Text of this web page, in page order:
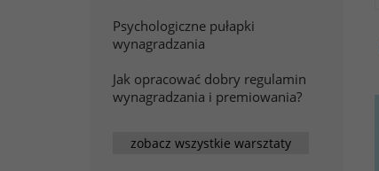
Psychologiczne pułapki
wynagradzania
Jak opracować dobry regulamin
wynagradzania i premiowania?
zobacz wszystkie warsztaty